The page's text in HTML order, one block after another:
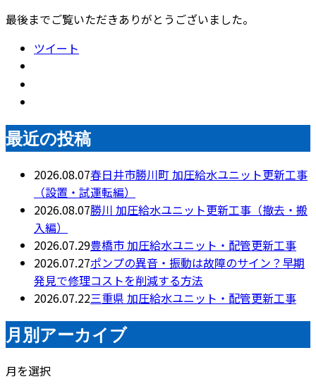
最後までご覧いただきありがとうございました。
ツイート
最近の投稿
2026.08.07春日井市勝川町 加圧給水ユニット更新工事
（設置・試運転編）
2026.08.07勝川 加圧給水ユニット更新工事（撤去・搬
入編）
2026.07.29豊橋市 加圧給水ユニット・配管更新工事
2026.07.27ポンプの異音・振動は故障のサイン？早期
発見で修理コストを削減する方法
2026.07.22三重県 加圧給水ユニット・配管更新工事
月別アーカイブ
月を選択